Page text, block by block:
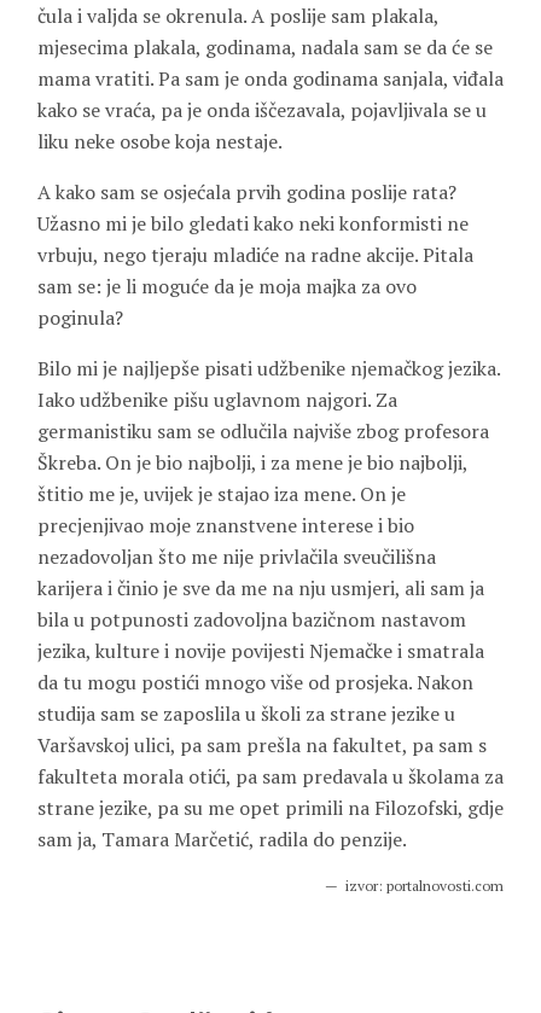
čula i valjda se okrenula. A poslije sam plakala,
mjesecima plakala, godinama, nadala sam se da će se
mama vratiti. Pa sam je onda godinama sanjala, viđala
kako se vraća, pa je onda iščezavala, pojavljivala se u
liku neke osobe koja nestaje.
A kako sam se osjećala prvih godina poslije rata?
Užasno mi je bilo gledati kako neki konformisti ne
vrbuju, nego tjeraju mladiće na radne akcije. Pitala
sam se: je li moguće da je moja majka za ovo
poginula?
Bilo mi je najljepše pisati udžbenike njemačkog jezika.
Iako udžbenike pišu uglavnom najgori. Za
germanistiku sam se odlučila najviše zbog profesora
Škreba. On je bio najbolji, i za mene je bio najbolji,
štitio me je, uvijek je stajao iza mene. On je
precjenjivao moje znanstvene interese i bio
nezadovoljan što me nije privlačila sveučilišna
karijera i činio je sve da me na nju usmjeri, ali sam ja
bila u potpunosti zadovoljna bazičnom nastavom
jezika, kulture i novije povijesti Njemačke i smatrala
da tu mogu postići mnogo više od prosjeka. Nakon
studija sam se zaposlila u školi za strane jezike u
Varšavskoj ulici, pa sam prešla na fakultet, pa sam s
fakulteta morala otići, pa sam predavala u školama za
strane jezike, pa su me opet primili na Filozofski, gdje
sam ja, Tamara Marčetić, radila do penzije.
izvor: portalnovosti.com